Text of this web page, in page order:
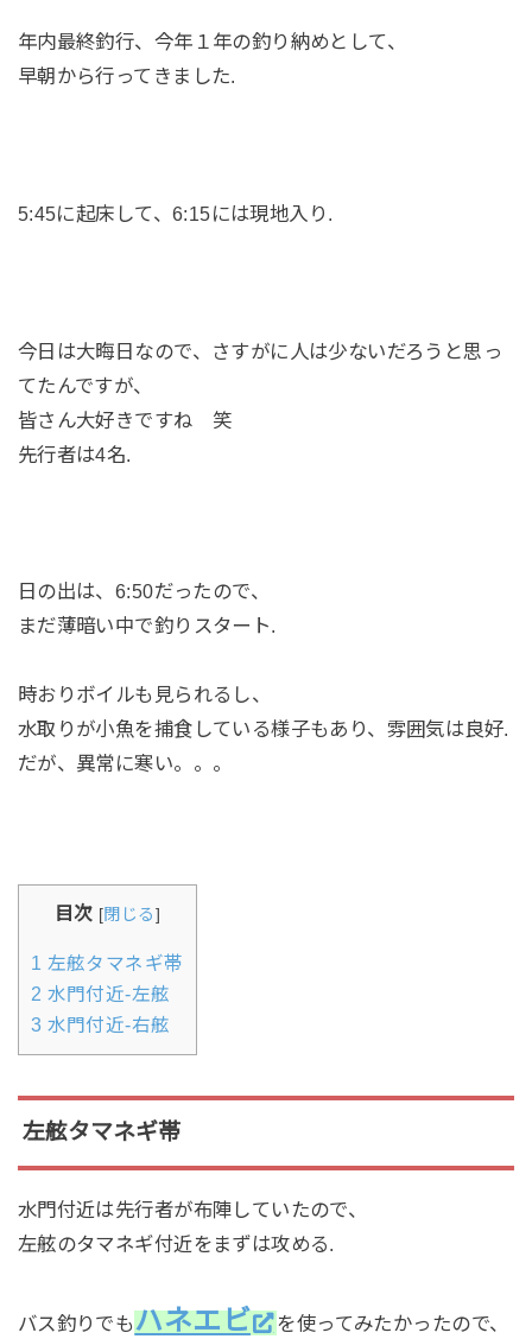
年内最終釣行、今年１年の釣り納めとして、
早朝から行ってきました.
5:45に起床して、6:15には現地入り.
今日は大晦日なので、さすがに人は少ないだろうと思っ
てたんですが、
皆さん大好きですね 笑
先行者は4名.
日の出は、6:50だったので、
まだ薄暗い中で釣りスタート.
時おりボイルも見られるし、
水取りが小魚を捕食している様子もあり、雰囲気は良好.
だが、異常に寒い。。。
目次 [閉じる]
1 左舷タマネギ帯
2 水門付近-左舷
3 水門付近-右舷
左舷タマネギ帯
水門付近は先行者が布陣していたので、
左舷のタマネギ付近をまずは攻める.
バス釣りでもハネエビ
を使ってみたかったので、